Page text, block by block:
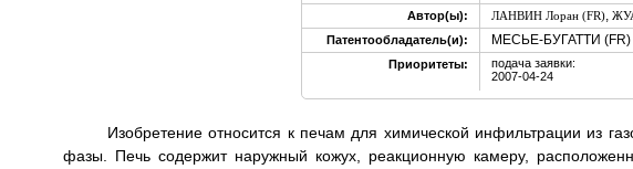
Автор(ы): ЛАНВИН Лоран (FR),
Патентообладатель(и):
МЕСЬЕ-БУГАТТИ (FR)
Приоритеты:
подача заявки:
2007-04-24
Изобретение относится к печам для химической инфильтрации из
фазы. Печь содержит наружный кожух, реакционную камеру,